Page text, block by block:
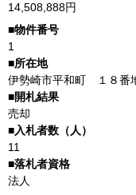
14,508,888円
1
伊勢崎市平和町 １８番
売却
11
法人